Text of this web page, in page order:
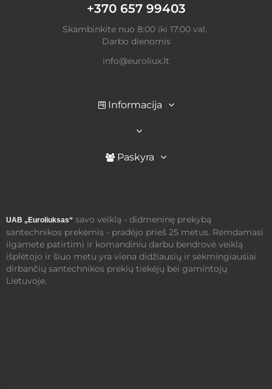
+370 657 99403
Skambinkite nuo 8:00 iki 17:00 val.
Darbo dienomis
info@euroliux.lt
Informacija
Paskyra
UAB „Euroliuksas“ savo veiklą - didmeninę prekybą
santechnikos prekėmis - pradėjo prieš 25 metus. Remdamasi
ilgamete patirtimi ir komandiniu darbu bendrovė veiklą
išplėtojo ir šiuo metu yra viena didžiausių ir sėkmingiausiai
dirbančių santechnikos prekių tiekėjų bei gamintojų
Lietuvoje.